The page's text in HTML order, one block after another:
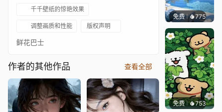
千千壁纸的惊艳效果
调整画质和性能 版权声明
鲜花巴士
作者的其他作品 查看全部
免费 775豆子
免费 753渔小小